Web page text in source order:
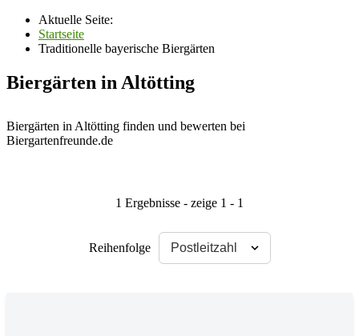
Aktuelle Seite:
Startseite
Traditionelle bayerische Biergärten
Biergärten in Altötting
Biergärten in Altötting finden und bewerten bei
Biergartenfreunde.de
1 Ergebnisse - zeige 1 - 1
Reihenfolge